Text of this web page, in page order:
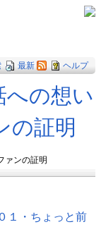
最新 ヘルプ
への想い​
の証明
ァンの証明
１・ちょっと前